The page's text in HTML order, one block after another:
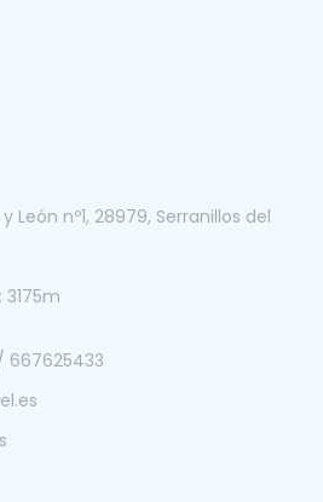
León nº1, 28979, Serranillos del
3175m
667625433